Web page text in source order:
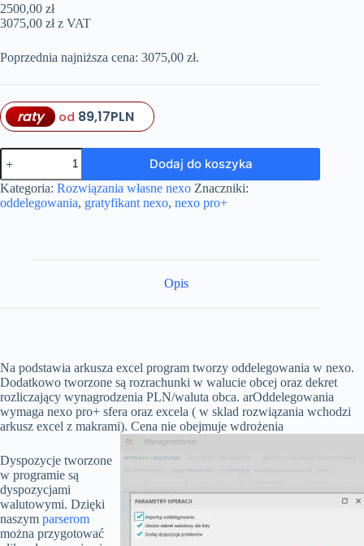
2500,00 zł
3075,00 złz VAT
Poprzednia najniższa cena: 3075,00 zł.
raty od 89,17PLN
ilość
arOddelegowania
Dodaj do koszyka
Kategoria: Rozwiązania własne nexo Znaczniki:
oddelegowania, gratyfikant nexo, nexo pro+
Opis
Na podstawia arkusza excel program tworzy oddelegowania w nexo.
Dodatkowo tworzone są rozrachunki w walucie obcej oraz dekret
rozliczający wynagrodzenia PLN/waluta obca. arOddelegowania
wymaga nexo pro+ sfera oraz excela ( w sklad rozwiązania wchodzi
arkusz excel z makrami). Cena nie obejmuje wdrożenia
Dyspozycje tworzone
w programie są
dyspozycjami
walutowymi. Dzięki
naszym parserom
można przygotować